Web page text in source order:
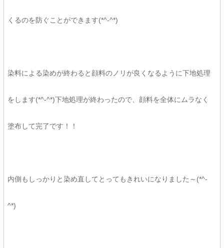
くるのを防ぐことができます(*^-^*)
染料による染めが終わると顔料のノリが良くなるように下地処理
をします(*^-^*)下地処理が終わったので、顔料を全体にムラなく
塗布して完了です！！
内側もしっかりと染め直してとってもきれいになりました～(*^-
^*)